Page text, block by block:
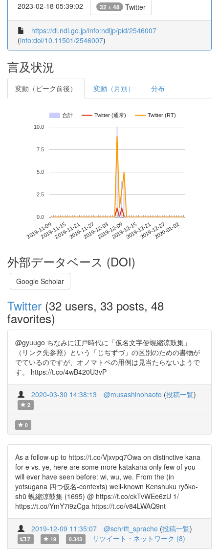
2023-02-18 05:39:02 32 + 48 Twitter
https://dl.ndl.go.jp/info:ndljp/pid/2546007
(info:doi/10.11501/2546007)
言及状況
変動（ピーク前後） 変動（月別） 分布
合計 Twitter (通常) Twitter (RT)
2019-11-092019-11-152019-11-212019-11-272019-12-032019-12-092019-12-152019-12-212019-12-272020-01-02
0.0
2.5
5.0
7.5
10.0
外部データベース (DOI)
Google Scholar
Twitter (32 users, 33 posts, 48
favorites)
@gyuugo ちなみに江戸時代に「仮名文字使蜆縮涼鼓集」
（リンク先参照）という「じぢずづ」の区別のための書物が
でているのですが、オノマトペの用例は見当たらないようで
す。 https://t.co/4wB420U3vP
2020-03-30 14:38:13 @musashinohaoto (投稿一覧)
2
0
As a follow-up to https://t.co/Vjxvpq7Owa on distinctive kana
for e vs. ye, here are some more katakana only few of you
will ever have seen before: wi, wu, we. From the (in
yotsugana 四つ仮名-contexts) well-known Kenshuku ryōko-
shū 蜆縮涼鼓集 (1695) @ https://t.co/ckTvWEe6zU 1/
https://t.co/YmY7i9zCga https://t.co/v84LWAQ9nt
2019-12-09 11:35:07 @schrift_sprache (投稿一覧)
7 19 0.343 リツイート・ネットワーク (8)